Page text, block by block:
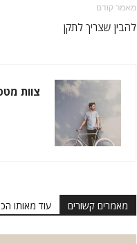
מאמר קודם
להבין שצריך לתקן
צוות
מאמרים קשורים עוד מאותו